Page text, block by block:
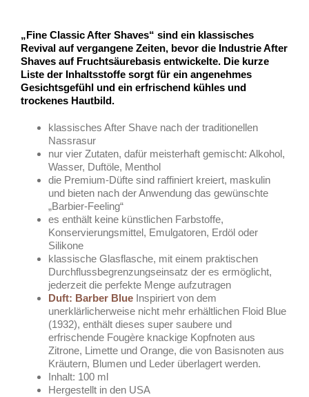
„Fine Classic After Shaves“ sind ein klassisches
Revival auf vergangene Zeiten, bevor die Industrie After
Shaves auf Fruchtsäurebasis entwickelte. Die kurze
Liste der Inhaltsstoffe sorgt für ein angenehmes
Gesichtsgefühl und ein erfrischend kühles und
trockenes Hautbild.
klassisches After Shave nach der traditionellen
Nassrasur
nur vier Zutaten, dafür meisterhaft gemischt: Alkohol,
Wasser, Duftöle, Menthol
die Premium-Düfte sind raffiniert kreiert, maskulin
und bieten nach der Anwendung das gewünschte
„Barbier-Feeling“
es enthält keine künstlichen Farbstoffe,
Konservierungsmittel, Emulgatoren, Erdöl oder
Silikone
klassische Glasflasche, mit einem praktischen
Durchflussbegrenzungseinsatz der es ermöglicht,
jederzeit die perfekte Menge aufzutragen
Duft: Barber Blue Inspiriert von dem
unerklärlicherweise nicht mehr erhältlichen Floid Blue
(1932), enthält dieses super saubere und
erfrischende Fougère knackige Kopfnoten aus
Zitrone, Limette und Orange, die von Basisnoten aus
Kräutern, Blumen und Leder überlagert werden.
Inhalt: 100 ml
Hergestellt in den USA